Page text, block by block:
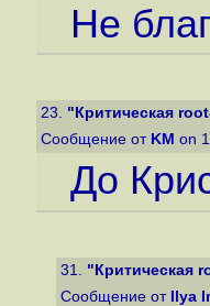
Не
23. "Критическая
Сообщение от KM on
До
31. "Критическая
Сообщение от
Ilya